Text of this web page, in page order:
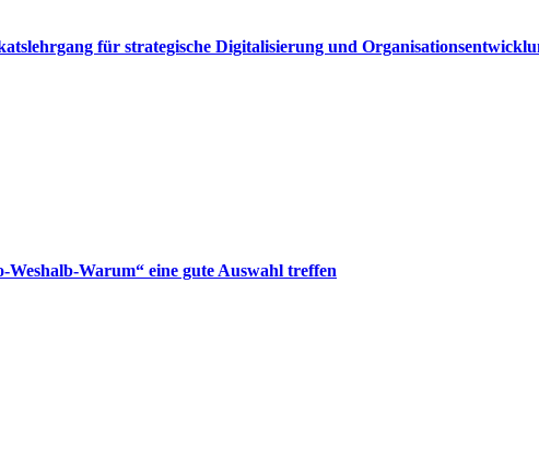
für strategische Digitalisierung und
Warum“ eine gute Auswahl treffen